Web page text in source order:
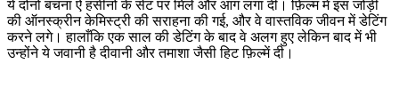
ये दोनों बचना ऐ हसीनों के सेट पर मिले और आग लगा दी। फ़िल्म में इस जोड़ी
की ऑनस्क्रीन केमिस्ट्री की सराहना की गई, और वे वास्तविक जीवन में डेटिंग
करने लगे। हालाँकि एक साल की डेटिंग के बाद वे अलग हुए लेकिन बाद में भी
उन्होंने ये जवानी है दीवानी और तमाशा जैसी हिट फ़िल्में दी।